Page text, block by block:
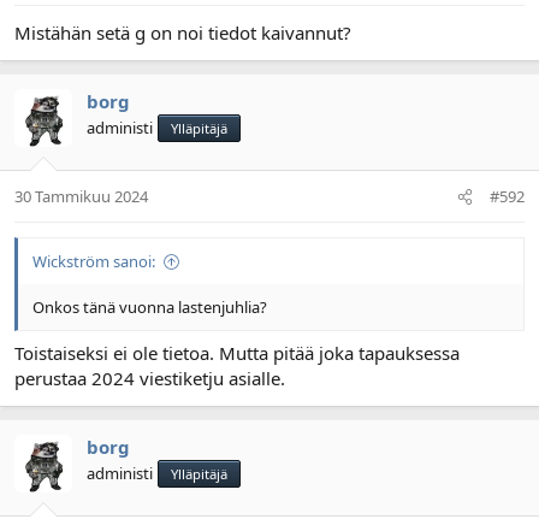
Mistähän setä g on noi tiedot kaivannut?
borg
administi Ylläpitäjä
30 Tammikuu 2024 #592
Wickström sanoi:
Onkos tänä vuonna lastenjuhlia?
Toistaiseksi ei ole tietoa. Mutta pitää joka tapauksessa
perustaa 2024 viestiketju asialle.
borg
administi Ylläpitäjä